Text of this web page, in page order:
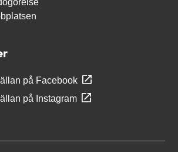
på Facebook
på Instagram